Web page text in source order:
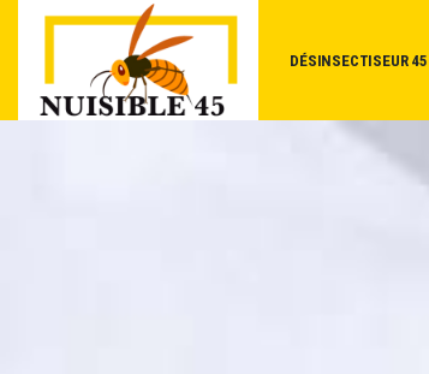
DÉSINSECTISEUR 45